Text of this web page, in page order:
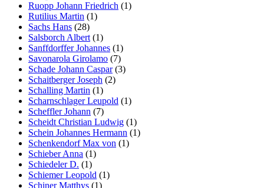
Ruopp Johann Friedrich (1)
Rutilius Martin (1)
Sachs Hans (28)
Salsborch Albert (1)
Sanffdorffer Johannes (1)
Savonarola Girolamo (7)
Schade Johann Caspar(3)
Schaitberger Joseph (2)
Schalling Martin (1)
Scharnschlager Leupold (1)
Scheffler Johann (7)
Scheidt Christian Ludwig (1)
Schein Johannes Hermann (1)
Schenkendorf Max von (1)
Schieber Anna (1)
Schiedeler D. (1)
Schiemer Leopold (1)
Schiner Matthys (1)